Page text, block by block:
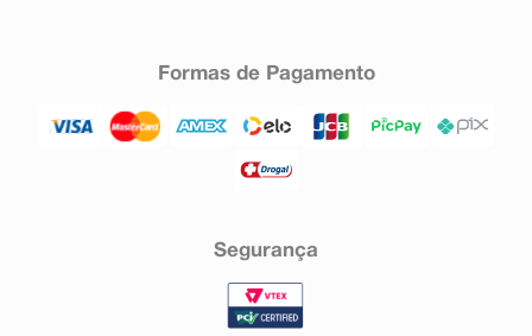
Formas de Pagamento
Segurança